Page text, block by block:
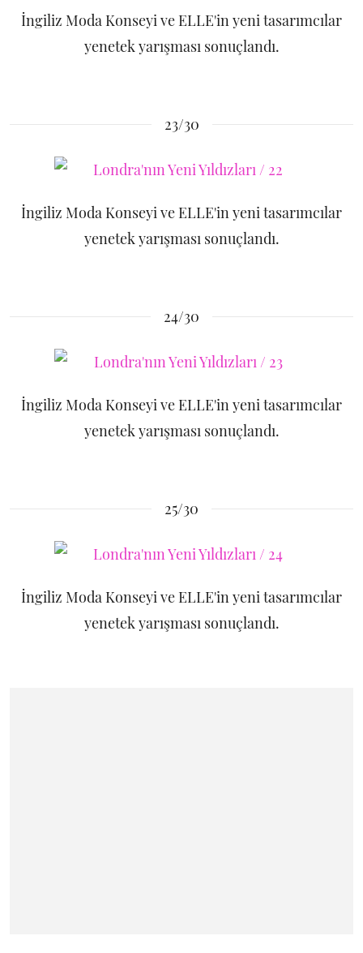
İngiliz Moda Konseyi ve ELLE'in yeni tasarımcılar
yenetek yarışması sonuçlandı.
23/30
İngiliz Moda Konseyi ve ELLE'in yeni tasarımcılar
yenetek yarışması sonuçlandı.
24/30
İngiliz Moda Konseyi ve ELLE'in yeni tasarımcılar
yenetek yarışması sonuçlandı.
25/30
İngiliz Moda Konseyi ve ELLE'in yeni tasarımcılar
yenetek yarışması sonuçlandı.